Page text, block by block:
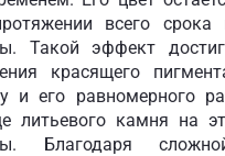
всего срока
Такой эффект
красящего
и его равномерного
литьевого камня на
Благодаря